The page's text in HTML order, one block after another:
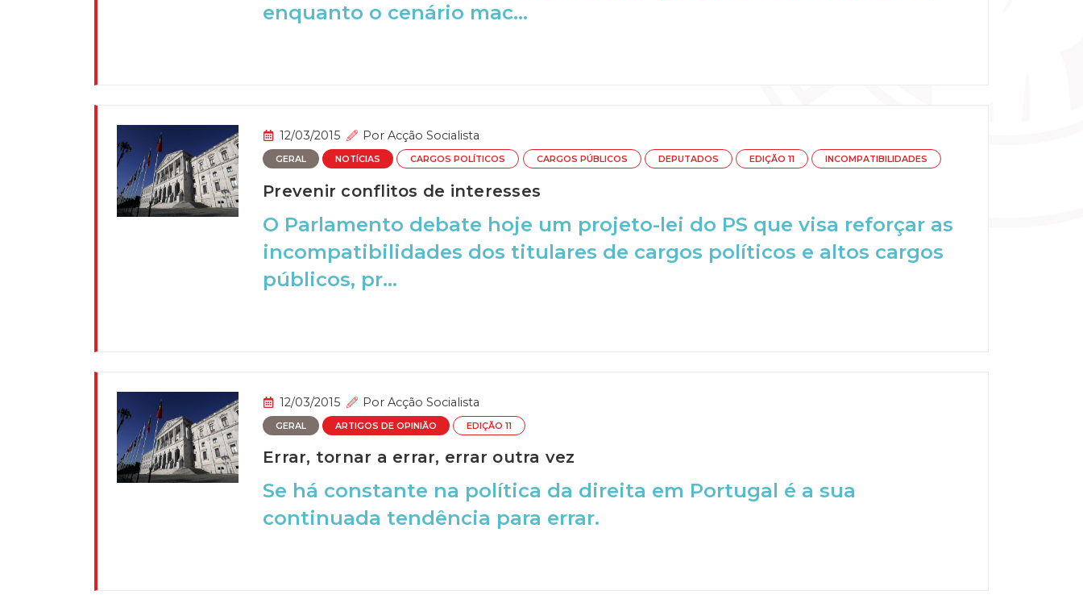
enquanto o cenário mac...
12/03/2015 Por Acção Socialista
GERAL NOTÍCIAS CARGOS POLÍTICOS CARGOS PÚBLICOS DEPUTADOS EDIÇÃO 11 INCOMPATIBILIDADES
Prevenir conflitos de interesses
O Parlamento debate hoje um projeto-lei do PS que visa reforçar as
incompatibilidades dos titulares de cargos políticos e altos cargos
públicos, pr...
12/03/2015 Por Acção Socialista
GERAL ARTIGOS DE OPINIÃO EDIÇÃO 11
Errar, tornar a errar, errar outra vez
Se há constante na política da direita em Portugal é a sua
continuada tendência para errar.